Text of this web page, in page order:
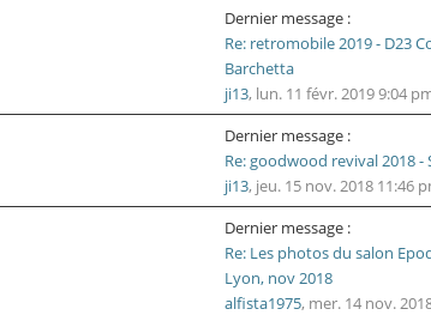
Dernier message :
Re: retromobile 2019 - D23
Barchetta
ji13, lun. 11 févr. 2019 9:04
Dernier message :
Re: goodwood revival 2018 -
ji13, jeu. 15 nov. 2018 11:46
Dernier message :
Re: Les photos du salon
Lyon, nov 2018
alfista1975, mer. 14 nov.